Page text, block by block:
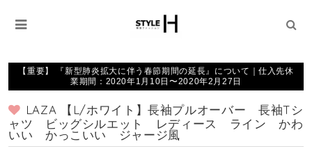
【重要】 『新型肺炎拡大に伴う春節期間の延長』について｜仕入先休
業期間：2020年1月10日〜2020年2月27日
LAZA 【L/ホワイト】長袖プルオーバー 長袖Tシ
ャツ ビッグシルエット レディース ライン かわ
いい かっこいい ジャージ風